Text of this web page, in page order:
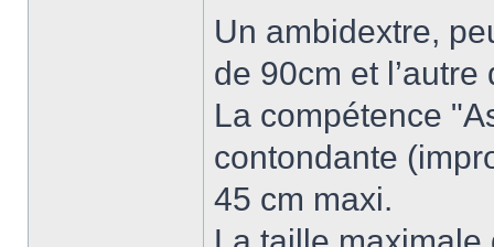
Un ambidextre,
de 90cm et
La compétence
contondante
45 cm maxi.